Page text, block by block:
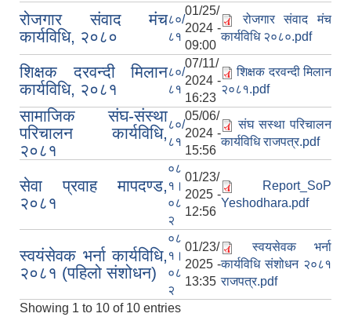
रोजगार संवाद मंच
कार्यविधि, २०८०
८०/
८१
01/25/
2024 -
09:00
रोजगार संवाद मंच
कार्यविधि २०८०.pdf
शिक्षक दरवन्दी मिलान
कार्यविधि, २०८१
८०/
८१
07/11/
2024 -
16:23
शिक्षक दरवन्दी मिलान
२०८१.pdf
सामाजिक संघ-संस्था
परिचालन कार्यविधि,
२०८१
८०/
८१
05/06/
2024 -
15:56
संघ सस्था परिचालन
कार्यविधि राजपत्र.pdf
सेवा प्रवाह मापदण्ड,
२०८१
०८
१।
०८
२
01/23/
2025 -
12:56
Report_SoP
Yeshodhara.pdf
स्वयंसेवक भर्ना कार्यविधि,
२०८१ (पहिलो संशोधन)
०८
१।
०८
२
01/23/
2025 -
13:35
स्वयसेवक भर्ना
कार्यविधि संशोधन २०८१
राजपत्र.pdf
Showing 1 to 10 of 10 entries